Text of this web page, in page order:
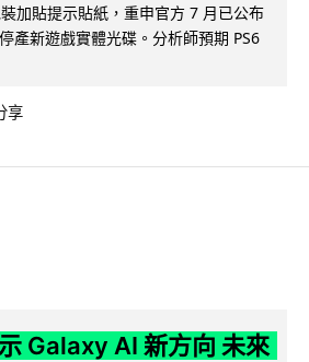
加貼提示貼紙，重申官方 7 月已公布
產新遊戲實體光碟。分析師預期 PS6
享
Galaxy AI 新方向 未來